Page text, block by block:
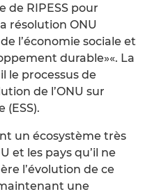
de RIPESS pour
résolution ONU
l’économie sociale et
durable»«. La
le processus de
de l’ONU sur
(ESS).
un écosystème très
et les pays qu’il ne
l’évolution de ce
une